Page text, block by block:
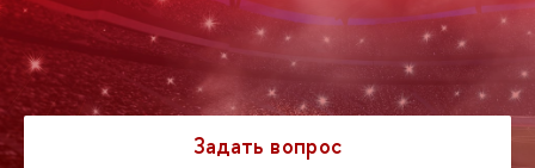
Задать вопрос